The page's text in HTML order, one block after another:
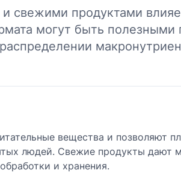
продуктами
могут быть полезными
вещества и позволяют
людей. Свежие продукты дают
и хранения.